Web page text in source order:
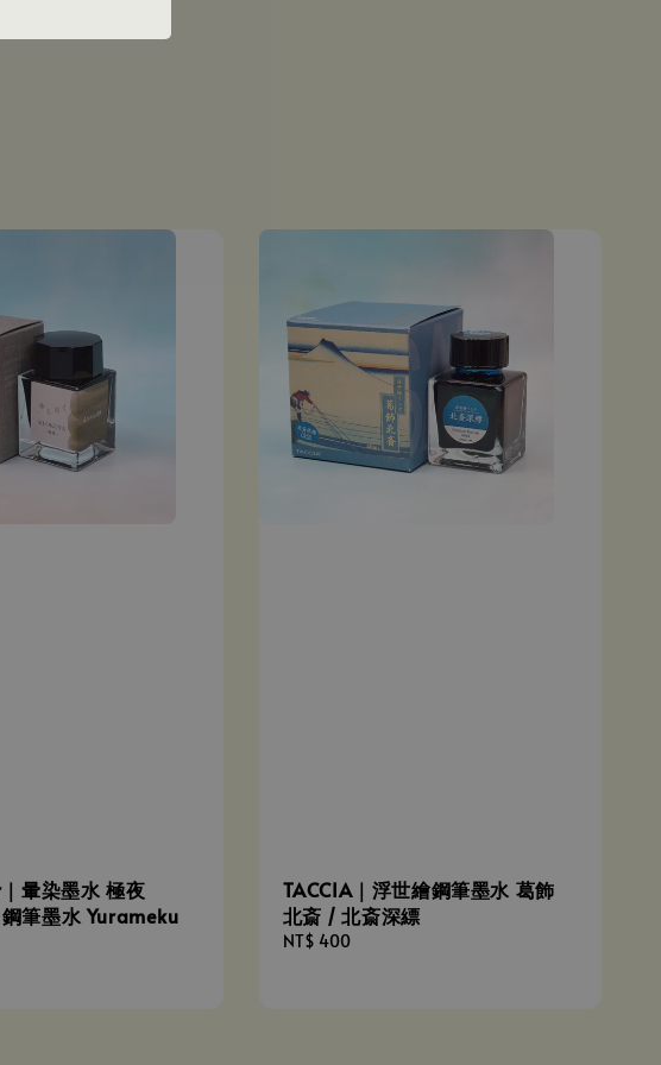
暈染墨水 極夜
筆墨水 Yurameku
TACCIA｜浮世繪鋼筆墨水 葛飾
北斎 / 北斎深縹
Regular
NT$ 400